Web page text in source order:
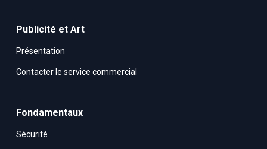
Publicité et Art
Présentation
Contacter le service commercial
Fondamentaux
Sécurité